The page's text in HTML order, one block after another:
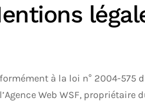
à la loi n° 2004-575
Web WSF, propriétaire